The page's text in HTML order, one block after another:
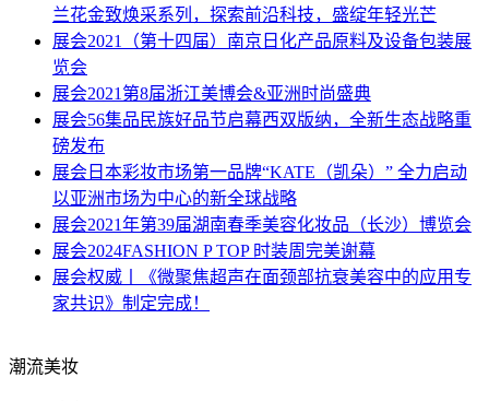
兰花金致焕采系列，探索前沿科技，盛绽年轻光芒
展会2021（第十四届）南京日化产品原料及设备包装展
览会
展会2021第8届浙江美博会&亚洲时尚盛典
展会56集品民族好品节启幕西双版纳，全新生态战略重
磅发布
展会 日本彩妆市场第一品牌“KATE（凯朵）” 全力启动
以亚洲市场为中心的新全球战略
展会2021年第39届湖南春季美容化妆品（长沙）博览会
展会2024FASHION P TOP 时装周完美谢幕
展会权威丨《微聚焦超声在面颈部抗衰美容中的应用专
家共识》制定完成！
潮流美妆